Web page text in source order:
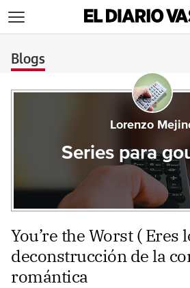
Blogs
Lorenzo
Series para
You’re the Worst ( Eres
deconstrucción de la
romántica